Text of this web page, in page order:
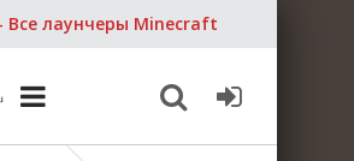
Все лаунчеры Minecraft